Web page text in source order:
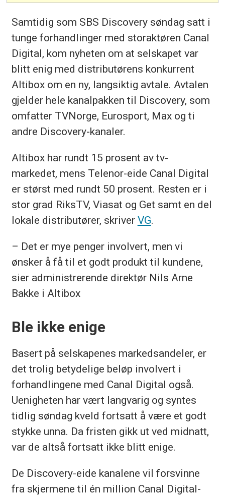
Samtidig som SBS Discovery søndag satt i
tunge forhandlinger med storaktøren Canal
Digital, kom nyheten om at selskapet var
blitt enig med distributørens konkurrent
Altibox om en ny, langsiktig avtale. Avtalen
gjelder hele kanalpakken til Discovery, som
omfatter TVNorge, Eurosport, Max og ti
andre Discovery-kanaler.
Altibox har rundt 15 prosent av tv-
markedet, mens Telenor-eide Canal Digital
er størst med rundt 50 prosent. Resten er i
stor grad RiksTV, Viasat og Get samt en del
lokale distributører, skriver VG.
– Det er mye penger involvert, men vi
ønsker å få til et godt produkt til kundene,
sier administrerende direktør Nils Arne
Bakke i Altibox
Ble ikke enige
Basert på selskapenes markedsandeler, er
det trolig betydelige beløp involvert i
forhandlingene med Canal Digital også.
Uenigheten har vært langvarig og syntes
tidlig søndag kveld fortsatt å være et godt
stykke unna. Da fristen gikk ut ved midnatt,
var de altså fortsatt ikke blitt enige.
De Discovery-eide kanalene vil forsvinne
fra skjermene til én million Canal Digital-